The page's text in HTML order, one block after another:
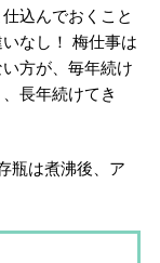
込んでおくこと
なし！ 梅仕事は
方が、毎年続け
長年続けてき
瓶は煮沸後、ア